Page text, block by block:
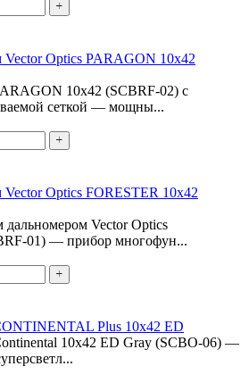
Vector Optics PARAGON 10х42
10х42 (SCBRF-02) с
сеткой — мощны...
Optics FORESTER 10х42
Vector Optics
01) — прибор многофун...
Plus 10х42 ED
10x42 ED Gray (SCBO-06) —